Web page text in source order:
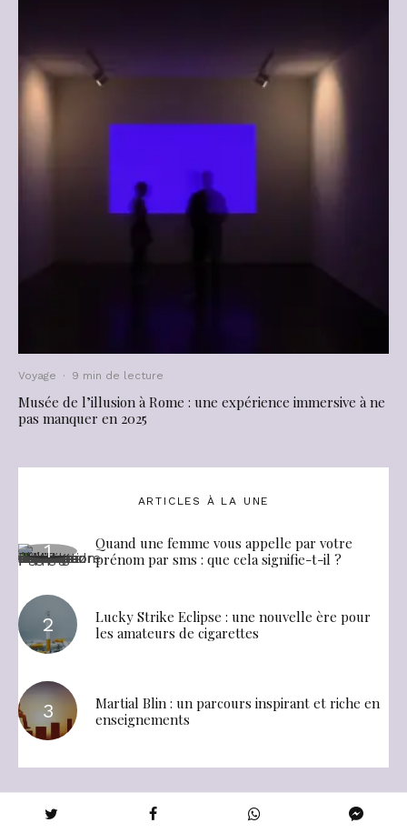
Voyage · 9 min de lecture
Musée de l’illusion à Rome : une expérience immersive à ne
pas manquer en 2025
ARTICLES À LA UNE
Quand une femme vous appelle par votre
prénom par sms : que cela signifie-t-il ?
Lucky Strike Eclipse : une nouvelle ère pour
les amateurs de cigarettes
Martial Blin : un parcours inspirant et riche en
enseignements